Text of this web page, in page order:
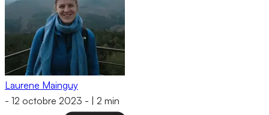
Laurene Mainguy
- 12 octobre 2023 - 2 min